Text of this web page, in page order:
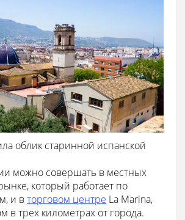
облик старинной испанской
можно совершать в местных
который работает по
и вторговом центре La Marina,
в трех километрах от города.